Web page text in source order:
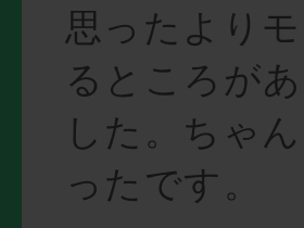
思ったより
るところが
した。ちゃ
ったです。